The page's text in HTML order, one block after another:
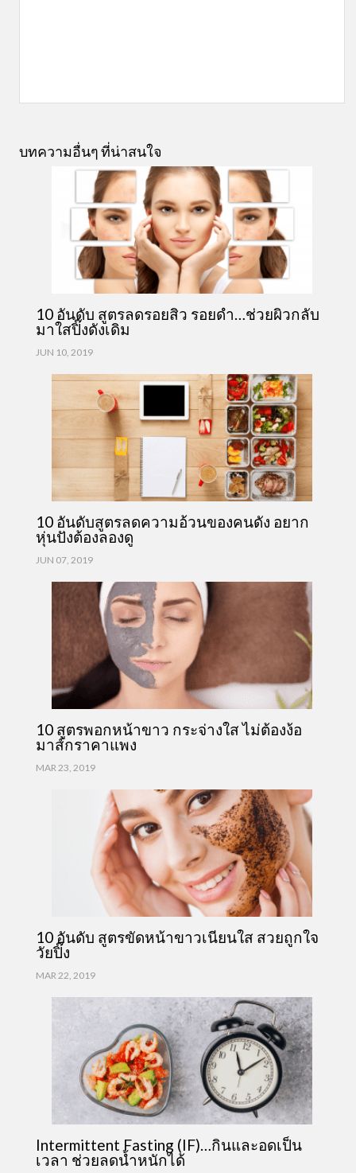
บทความอื่นๆ ที่น่าสนใจ
10 อันดับ สูตรลดรอยสิว รอยดำ…ช่วยผิวกลับ
มาใสปิ๊งดังเดิม
JUN 10, 2019
10 อันดับสูตรลดความอ้วนของคนดัง อยาก
หุ่นปังต้องลองดู
JUN 07, 2019
10 สูตรพอกหน้าขาว กระจ่างใส ไม่ต้องง้อ
มาส์กราคาแพง
MAR 23, 2019
10 อันดับ สูตรขัดหน้าขาวเนียนใส สวยถูกใจ
วัยปิ๊ง
MAR 22, 2019
Intermittent Fasting (IF)…กินและอดเป็น
เวลา ช่วยลดน้ำหนักได้